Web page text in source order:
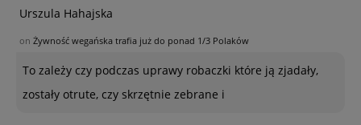
Urszula Hahajska
on Żywność wegańska trafia już do ponad 1/3 Polaków
To zależy czy podczas uprawy robaczki które ją zjadały,
zostały otrute, czy skrzętnie zebrane i